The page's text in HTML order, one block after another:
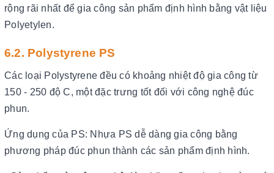
rộng rãi nhất để gia công sản phẩm định hình bằng vật liệu
Polyetylen.
6.2. Polystyrene PS
Các loại Polystyrene đều có khoảng nhiệt độ gia công từ
150 - 250 độ C, một đặc trưng tốt đối với công nghệ đúc
phun.
Ứng dụng của PS: Nhựa PS dễ dàng gia công bằng
phương pháp đúc phun thành các sản phẩm định hình.